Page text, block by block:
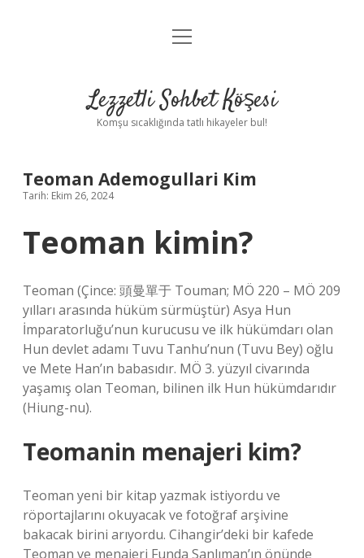
Anasayfa
Yasal Uyarı
menüyü
Lezzetli Sohbet Köşesi
Komşu sıcaklığında tatlı hikayeler bul!
Teoman Ademogullari Kim
Tarih: Ekim 26, 2024
Teoman kimin?
Teoman (Çince: 頭曼單于 Touman; MÖ 220 – MÖ 209
yılları arasında hüküm sürmüştür) Asya Hun
İmparatorluğu’nun kurucusu ve ilk hükümdarı olan
Hun devlet adamı Tuvu Tanhu’nun (Tuvu Bey) oğlu
ve Mete Han’ın babasıdır. MÖ 3. yüzyıl civarında
yaşamış olan Teoman, bilinen ilk Hun hükümdarıdır
(Hiung-nu).
Teomanin menajeri kim?
Teoman yeni bir kitap yazmak istiyordu ve
röportajlarını okuyacak ve fotoğraf arşivine
bakacak birini arıyordu. Cihangir’deki bir kafede
Teoman ve menajeri Funda Sanlıman’ın önünde